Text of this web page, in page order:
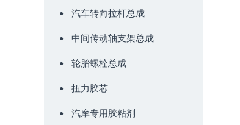
汽车转向拉杆总成
中间传动轴支架总成
轮胎螺栓总成
扭力胶芯
汽摩专用胶粘剂